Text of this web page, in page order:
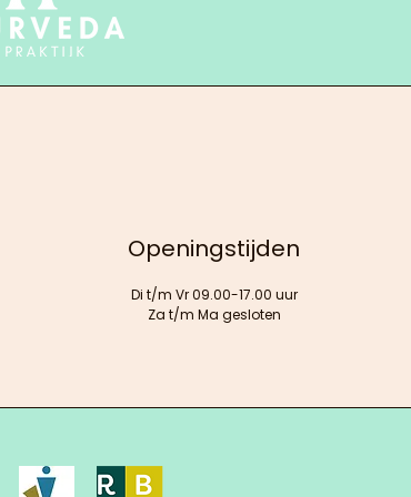
Openingstijden
Di t/m Vr 09.00-17.00 uur
Za t/m Ma gesloten